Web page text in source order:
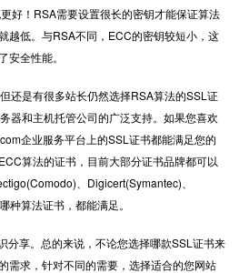
好！RSA需要设置很长的密钥才能保证算法
越低。与RSA不同，ECC的密钥较短小，这
全性能。
还是有很多站长仍然选择RSA算法的SSL证
器和主机托管公司的广泛支持。如果您喜欢
企业服务平台上的SSL证书都能满足您的
算法的证书，目前大部分证书品牌都可以
、Digicert(Symantec)、
算法证书，都能满足。
分享。总的来说，不论您选择哪款SSL证书来
需求，针对不同的需要，选择适合的您网站